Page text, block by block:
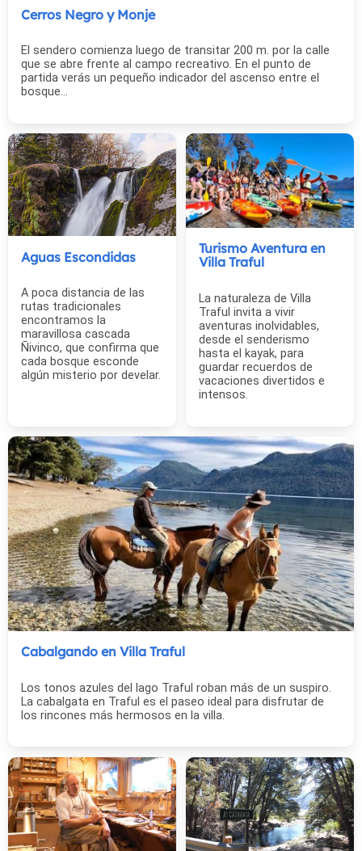
Cerros Negro y Monje
El sendero comienza luego de transitar 200 m. por la calle
que se abre frente al campo recreativo. En el punto de
partida verás un pequeño indicador del ascenso entre el
bosque...
Aguas Escondidas
A poca distancia de las
rutas tradicionales
encontramos la
maravillosa cascada
Ñivinco, que confirma que
cada bosque esconde
algún misterio por develar.
Turismo Aventura en
Villa Traful
La naturaleza de Villa
Traful invita a vivir
aventuras inolvidables,
desde el senderismo
hasta el kayak, para
guardar recuerdos de
vacaciones divertidos e
intensos.
Cabalgando en Villa Traful
Los tonos azules del lago Traful roban más de un suspiro.
La cabalgata en Traful es el paseo ideal para disfrutar de
los rincones más hermosos en la villa.